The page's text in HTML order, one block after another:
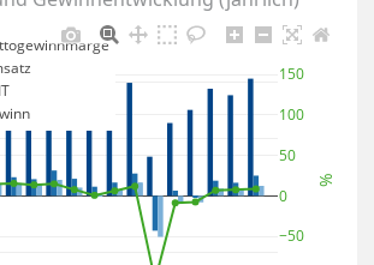
−50
0
50
100
150
%